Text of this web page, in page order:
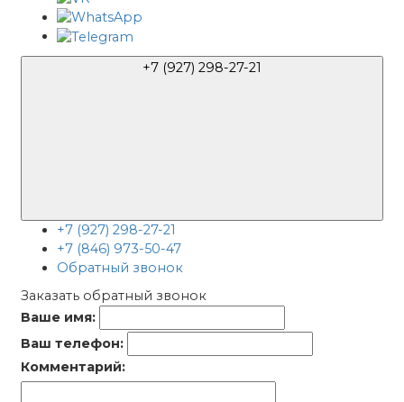
+7 (927) 298-27-21
+7 (846) 973-50-47
Обратный звонок
Заказать обратный звонок
Ваше имя:
Ваш телефон:
Комментарий: